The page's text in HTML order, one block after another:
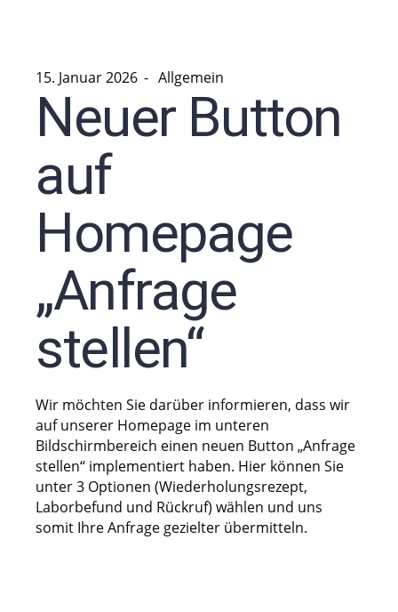
15. Januar 2026 Allgemein
Neuer Button
auf
Homepage
„Anfrage
stellen“
Wir möchten Sie darüber informieren, dass wir
auf unserer Homepage im unteren
Bildschirmbereich einen neuen Button „Anfrage
stellen“ implementiert haben. Hier können Sie
unter 3 Optionen (Wiederholungsrezept,
Laborbefund und Rückruf) wählen und uns
somit Ihre Anfrage gezielter übermitteln.